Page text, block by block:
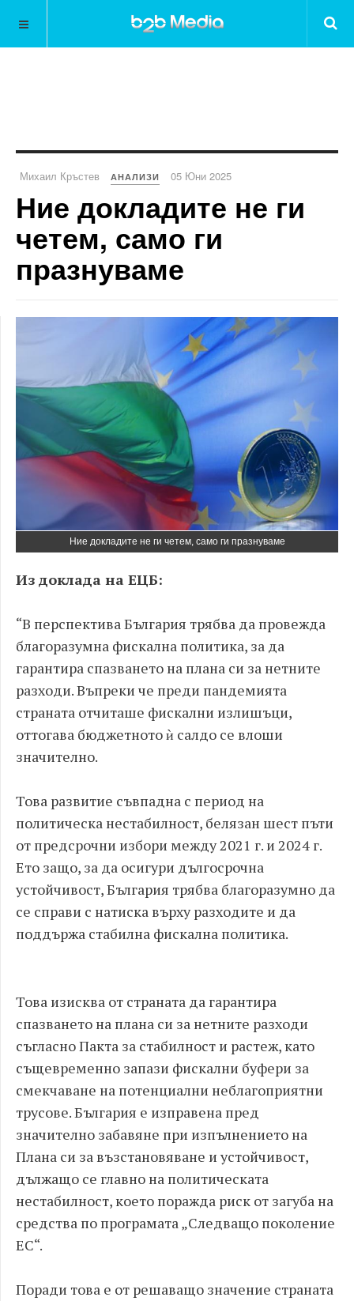
Михаил Кръстев АНАЛИЗИ 05 Юни 2025
Ние докладите не ги
четем, само ги
празнуваме
Ние докладите не ги четем, само ги празнуваме
Из доклада на ЕЦБ:
“В перспектива България трябва да провежда
благоразумна фискална политика, за да
гарантира спазването на плана си за нетните
разходи. Въпреки че преди пандемията
страната отчиташе фискални излишъци,
оттогава бюджетното ѝ салдо се влоши
значително.
Това развитие съвпадна с период на
политическа нестабилност, белязан шест пъти
от предсрочни избори между 2021 г. и 2024 г.
Ето защо, за да осигури дългосрочна
устойчивост, България трябва благоразумно да
се справи с натиска върху разходите и да
поддържа стабилна фискална политика.
Това изисква от страната да гарантира
спазването на плана си за нетните разходи
съгласно Пакта за стабилност и растеж, като
същевременно запази фискални буфери за
смекчаване на потенциални неблагоприятни
трусове. България е изправена пред
значително забавяне при изпълнението на
Плана си за възстановяване и устойчивост,
дължащо се главно на политическата
нестабилност, което поражда риск от загуба на
средства по програмата „Следващо поколение
ЕС“.
Поради това е от решаващо значение страната